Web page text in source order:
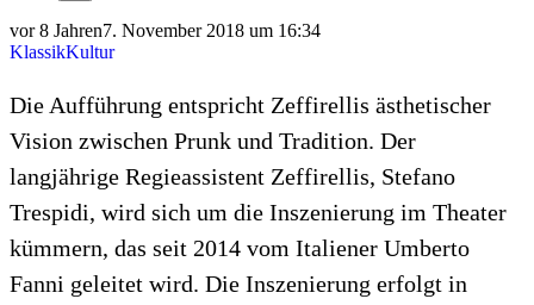
vor 8 Jahren7. November 2018 um 16:34
KlassikKultur
Die Aufführung entspricht Zeffirellis ästhetischer
Vision zwischen Prunk und Tradition. Der
langjährige Regieassistent Zeffirellis, Stefano
Trespidi, wird sich um die Inszenierung im Theater
kümmern, das seit 2014 vom Italiener Umberto
Fanni geleitet wird. Die Inszenierung erfolgt in